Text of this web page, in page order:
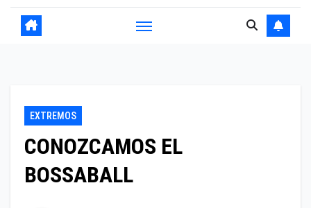
EXTREMOS
CONOZCAMOS EL
BOSSABALL